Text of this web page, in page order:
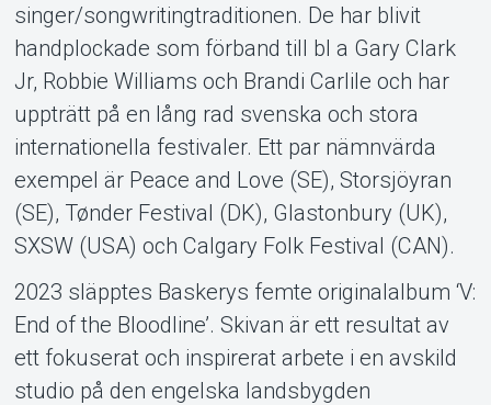
singer/songwritingtraditionen. De har blivit
handplockade som förband till bl a Gary Clark
Jr, Robbie Williams och Brandi Carlile och har
uppträtt på en lång rad svenska och stora
internationella festivaler. Ett par nämnvärda
exempel är Peace and Love (SE), Storsjöyran
(SE), Tønder Festival (DK), Glastonbury (UK),
SXSW (USA) och Calgary Folk Festival (CAN).
2023 släpptes Baskerys femte originalalbum ‘V:
End of the Bloodline’. Skivan är ett resultat av
ett fokuserat och inspirerat arbete i en avskild
studio på den engelska landsbygden